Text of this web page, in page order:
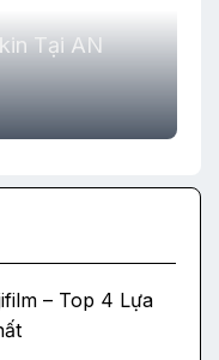
Tại AN
– Top 4 Lựa